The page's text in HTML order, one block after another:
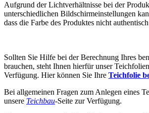
Aufgrund der Lichtverhältnisse bei der
unterschiedlichen Bildschirmeinstellungen
dass die Farbe des Produktes nicht
Sollten Sie Hilfe bei der Berechnung Ihres
brauchen, steht Ihnen hierfür unser
Verfügung. Hier können Sie Ihre Teichfolie
Bei allgemeinen Fragen zum Anlegen eines
unsere Teichbau-Seite zur Verfügung.